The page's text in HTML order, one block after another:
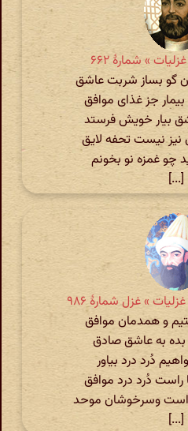
» شمارهٔ ۶۶۲
گو بساز شربت عاشق
جز غذای موافق
بیار خویش فرستد
نیست تحفه لایق
چو غمزه نو بخونم
[...]
» غزل شمارهٔ ۹۸۶
و همدمان موافق
بده به عاشق صادق
دُرد درد بیاور
دُرد درد موافق
وسرخوشان موحد
[...]